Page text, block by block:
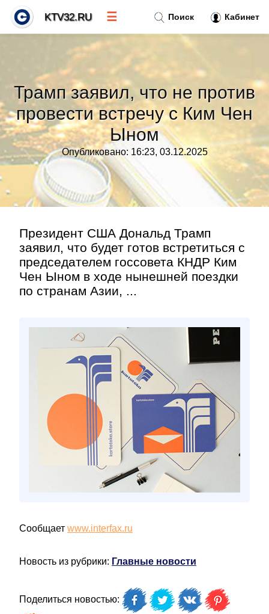
Трамп заявил, что не против
провести встречу с Ким Чен
Ыном
Опубликовано: 16:23, 03.12.2025
Президент США Дональд Трамп
заявил, что будет готов встретиться с
председателем госсовета КНДР Ким
Чен Ыном в ходе нынешней поездки
по странам Азии, ...
Сообщает www.interfax.ru
Новость из рубрики: Главные новости
Поделиться новостью:
Поиск Кабинет
KTV32.RU ☰
Тренды новостей »
Рубрики»
Правила
Контакт»